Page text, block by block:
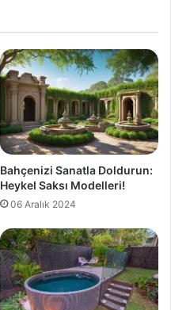
Bahçenizi Sanatla Doldurun:
Heykel Saksı Modelleri!
06 Aralık 2024